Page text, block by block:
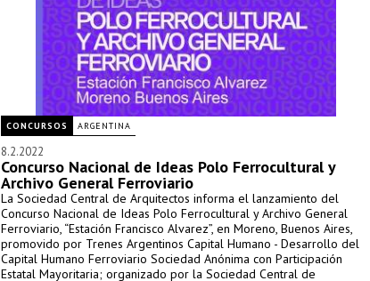
CONCURSOS ARGENTINA
8.2.2022
Concurso Nacional de Ideas Polo Ferrocultural y
Archivo General Ferroviario
La Sociedad Central de Arquitectos informa el lanzamiento del
Concurso Nacional de Ideas Polo Ferrocultural y Archivo General
Ferroviario, “Estación Francisco Alvarez”, en Moreno, Buenos Aires,
promovido por Trenes Argentinos Capital Humano - Desarrollo del
Capital Humano Ferroviario Sociedad Anónima con Participación
Estatal Mayoritaria; organizado por la Sociedad Central de